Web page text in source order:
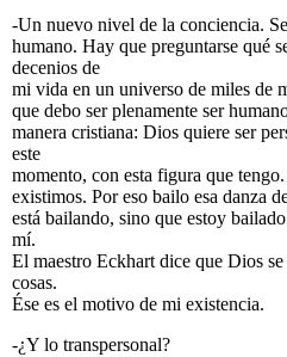
-Un nuevo nivel de la conciencia.
humano. Hay que preguntarse qué
decenios de
mi vida en un universo de miles de
que debo ser plenamente ser
manera cristiana: Dios quiere ser
este
momento, con esta figura que
existimos. Por eso bailo esa danza
está bailando, sino que estoy
mí.
El maestro Eckhart dice que Dios
cosas.
Ése es el motivo de mi existencia.
-¿Y lo transpersonal?